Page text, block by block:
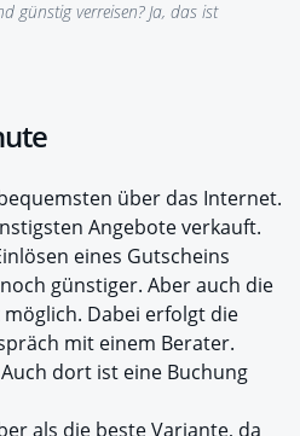
günstig verreisen? Ja, das ist
über das Internet.
Angebote verkauft.
eines Gutscheins
günstiger. Aber auch die
Dabei erfolgt die
mit einem Berater.
dort ist eine Buchung
als die beste Variante, da